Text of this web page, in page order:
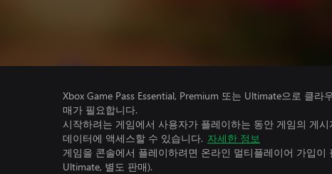
Xbox Game Pass Essential, Premium 또는 Ultimate으로 클
매가 필요합니다.
시작하려는 게임에서 사용자가 플레이하는 동안 게임의 게
데이터에 액세스할 수 있습니다. 자세한 정보
게임을 콘솔에서 플레이하려면 온라인 멀티플레이어 가입이
Ultimate, 별도 판매).